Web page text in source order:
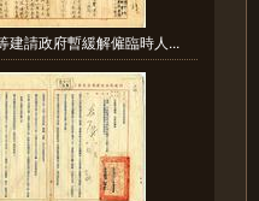
建請政府暫緩解僱臨時人...